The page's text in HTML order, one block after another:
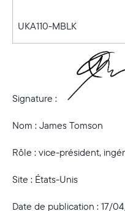
UKA110-MBLK
Signature :
Nom : James Tomson
Rôle : vice-président,
Site : États-Unis
Date de publication : 17/